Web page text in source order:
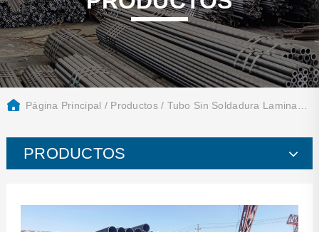
Página Principal / Productos/ Tubo Sin Soldadura Laminado En Caliente
PRODUCTOS